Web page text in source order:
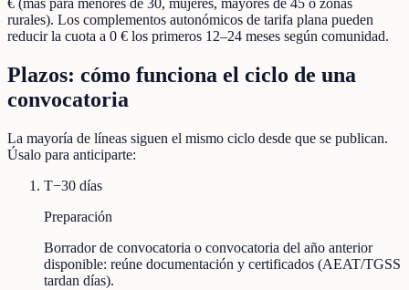
€ (más para menores de 30, mujeres, mayores de 45 o zonas
rurales). Los complementos autonómicos de tarifa plana pueden
reducir la cuota a 0 € los primeros 12–24 meses según comunidad.
Plazos: cómo funciona el ciclo de una
convocatoria
La mayoría de líneas siguen el mismo ciclo desde que se publican.
Úsalo para anticiparte:
T−30 días
Preparación
Borrador de convocatoria o convocatoria del año anterior
disponible: reúne documentación y certificados (AEAT/TGSS
tardan días).